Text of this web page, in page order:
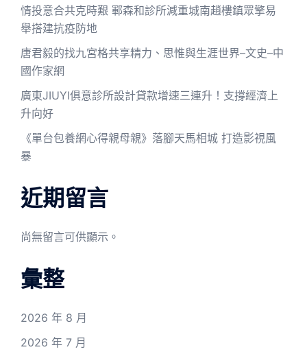
情投意合共克時艱 鄆森和診所減重城南趙樓鎮眾擎易
舉搭建抗疫防地
唐君毅的找九宮格共享精力、思惟與生涯世界–文史–中
國作家網
廣東JIUYI俱意診所設計貸款增速三連升！支撐經濟上
升向好
《單台包養網心得親母親》落腳天馬相城 打造影視風
暴
近期留言
尚無留言可供顯示。
彙整
2026 年 8 月
2026 年 7 月